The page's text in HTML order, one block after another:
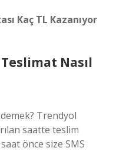
Kaç TL Kazanıyor
Nasıl
Trendyol
saatte teslim
önce size SMS